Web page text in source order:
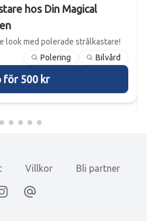
hos Din Magical
look med polerade strålkastare!
Polering
Bilvård
Köp för 500 kr
Villkor Bli partner
Email